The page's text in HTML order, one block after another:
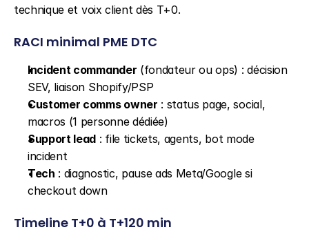
technique et voix client dès T+0.
RACI minimal PME DTC
Incident commander (fondateur ou ops) : décision
SEV, liaison Shopify/PSP
Customer comms owner : status page, social,
macros (1 personne dédiée)
Support lead : file tickets, agents, bot mode
incident
Tech : diagnostic, pause ads Meta/Google si
checkout down
Timeline T+0 à T+120 min